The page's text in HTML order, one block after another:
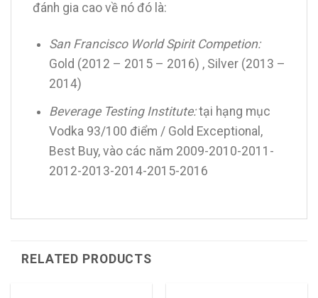
đánh gia cao về nó đó là:
San Francisco World Spirit Competion:
Gold (2012 – 2015 – 2016) , Silver (2013 –
2014)
Beverage Testing Institute:tại hạng mục
Vodka 93/100 điểm / Gold Exceptional,
Best Buy, vào các năm 2009-2010-2011-
2012-2013-2014-2015-2016
RELATED PRODUCTS